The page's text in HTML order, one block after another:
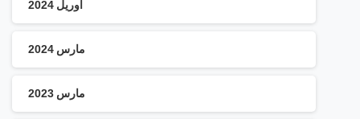
آوریل 2024
مارس 2024
مارس 2023